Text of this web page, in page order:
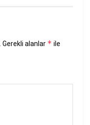
Gerekli alanlar * ile